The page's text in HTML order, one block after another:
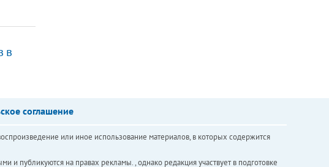
в
соглашение
или иное использование материалов, в которых содержится
публикуются на правах рекламы. , однако редакция участвует в подготовке